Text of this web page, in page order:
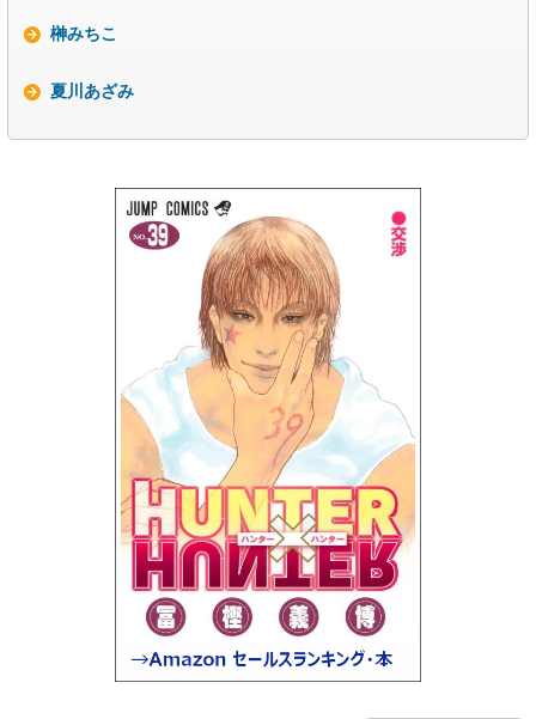
榊みちこ
夏川あざみ